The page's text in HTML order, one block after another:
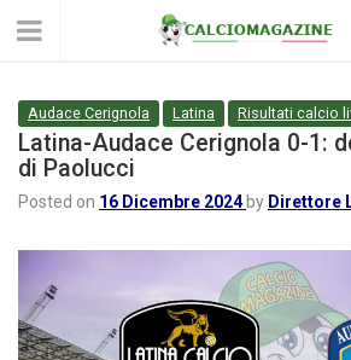
Audace Cerignola Latina Risultati calcio
Latina-Audace Cerignola 0-1:
di Paolucci
Posted on 16 Dicembre 2024 by Direttore